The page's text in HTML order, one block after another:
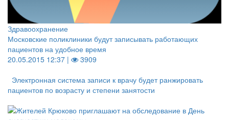
Здравоохранение
Московские поликлиники будут записывать работающих
пациентов на удобное время
20.05.2015 12:37 |
3909
Электронная система записи к врачу будет ранжировать
пациентов по возрасту и степени занятости